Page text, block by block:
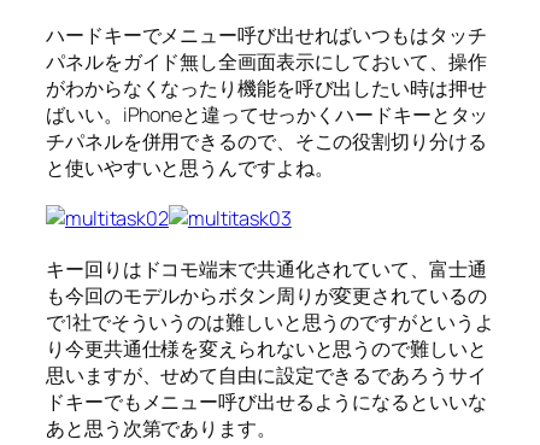
ハードキーでメニュー呼び出せればいつもはタッチ
パネルをガイド無し全画面表示にしておいて、操作
がわからなくなったり機能を呼び出したい時は押せ
ばいい。iPhoneと違ってせっかくハードキーとタッ
チパネルを併用できるので、そこの役割切り分ける
と使いやすいと思うんですよね。
キー回りはドコモ端末で共通化されていて、富士通
も今回のモデルからボタン周りが変更されているの
で1社でそういうのは難しいと思うのですがというよ
り今更共通仕様を変えられないと思うので難しいと
思いますが、せめて自由に設定できるであろうサイ
ドキーでもメニュー呼び出せるようになるといいな
あと思う次第であります。